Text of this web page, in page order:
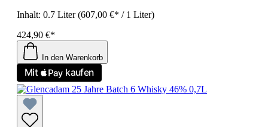
Inhalt: 0.7 Liter(607,00 €* / 1 Liter)
424,90 €*
In den Warenkorb